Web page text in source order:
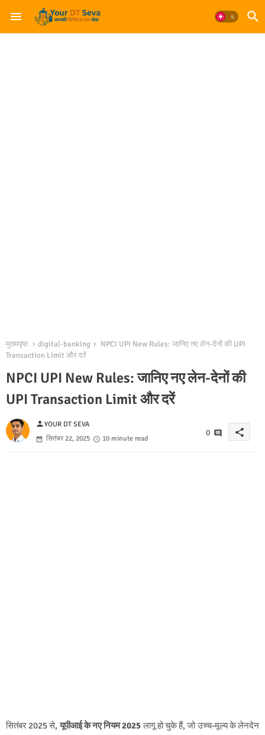
मुख्यपृष्ठ digital-banking
NPCI UPI New Rules: जानिए नए लेन-देनों की UPI
Transaction Limit और दरें
NPCI UPI New Rules: जानिए नए लेन-देनों की
UPI Transaction Limit और दरें
personYOUR DT SEVA
सितंबर 22, 2025
10 minute read
0 share
सितंबर 2025 से,यूपीआई के नए नियम 2025लागू हो चुके हैं, जो उच्च-मूल्य के लेनदेन